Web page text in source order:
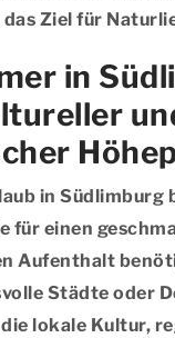
Ziel für
in
in Südlimburg
für einen
Aufenthalt
Städte oder
lokale Kultur,